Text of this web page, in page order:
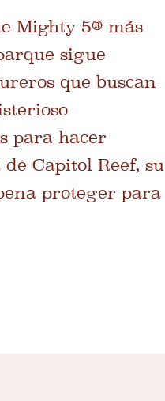
Mighty 5® más
sigue
que buscan
para hacer
Capitol Reef, su
proteger para